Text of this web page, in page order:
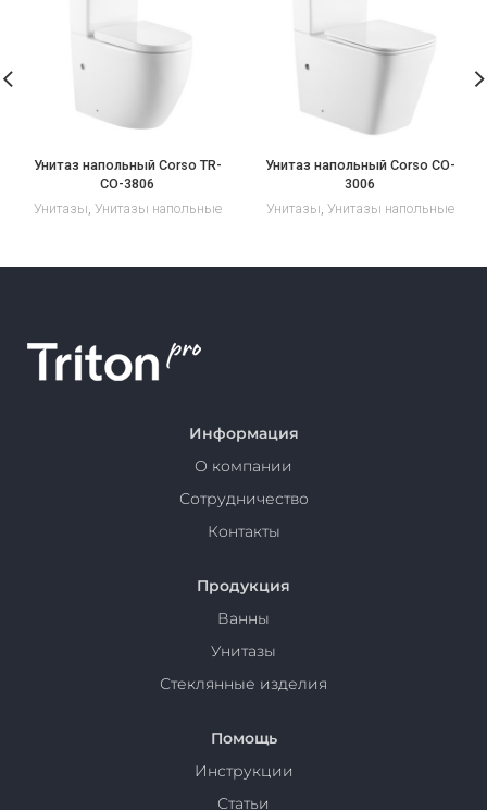
Унитаз напольный Corso TR-
CO-3806
Унитазы, Унитазы напольные
Унитаз напольный Corso CO-
3006
Унитазы, Унитазы напольные
Информация
О компании
Сотрудничество
Контакты
Продукция
Ванны
Унитазы
Стеклянные изделия
Помощь
Инструкции
Статьи